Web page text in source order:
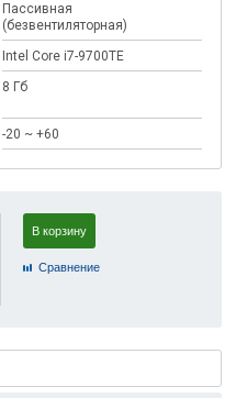
Пассивная
(безвентиляторная)
Intel Core i7-9700TE
8 Гб
-20 ~ +60
В корзину
Cравнение